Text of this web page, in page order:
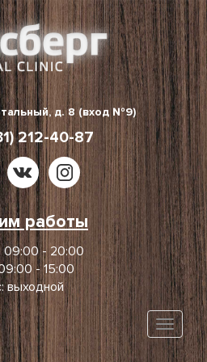
д. 8 (вход №9)
212-40-87
работы
09:00 - 20:00
- 15:00
выходной
Toggle